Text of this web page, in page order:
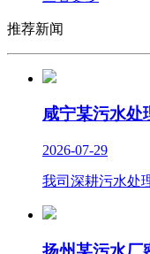
推荐新闻
咸宁某污水处
2026-07-29
我司深耕污水处